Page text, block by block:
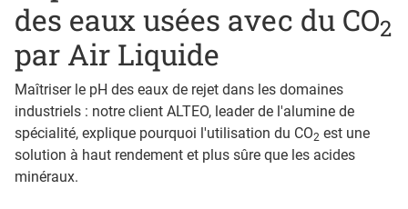
des eaux usées avec du CO2
par Air Liquide
Maîtriser le pH des eaux de rejet dans les domaines
industriels : notre client ALTEO, leader de l'alumine de
spécialité, explique pourquoi l'utilisation du CO2 est une
solution à haut rendement et plus sûre que les acides
minéraux.